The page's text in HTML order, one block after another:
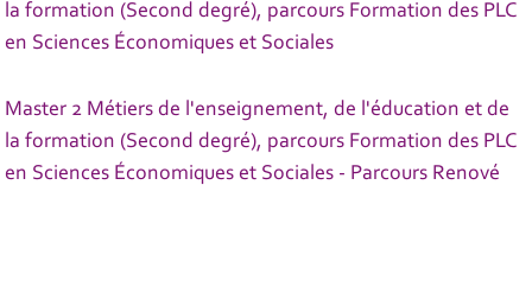
la formation (Second degré), parcours Formation des PLC
en Sciences Économiques et Sociales
Master 2 Métiers de l'enseignement, de l'éducation et de
la formation (Second degré), parcours Formation des PLC
en Sciences Économiques et Sociales - Parcours Renové